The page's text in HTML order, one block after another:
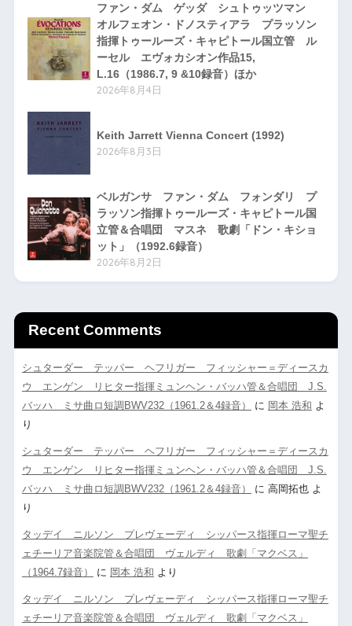
ファン・ダム ゲッダ シュトゥッツマン
オルフェオン・ドノスティアラ プラッソン
指揮トゥールーズ・キャピトール国立管 ル
ーセル エヴォカシオン作品15,
L.16（1986.7, 9 &10録音）ほか
2026年8月4日
Keith Jarrett Vienna Concert (1992)
2026年8月3日
ベルガンサ ファン・ダム フォンダリ プ
ラッソン指揮トゥールーズ・キャピトール国
立管＆合唱団 マスネ 歌劇「ドン・キショ
ット」（1992.6録音）
2026年8月2日
Recent Comments
シュターダー テッパー ヘフリガー フィッシャー＝ディースカ
ウ エンゲン リヒター指揮ミュンヘン・バッハ管＆合唱団 J.S.
バッハ ミサ曲ロ短調BWV232（1961.2＆4録音）
に 岡本 浩和 よ
り
シュターダー テッパー ヘフリガー フィッシャー＝ディースカ
ウ エンゲン リヒター指揮ミュンヘン・バッハ管＆合唱団 J.S.
バッハ ミサ曲ロ短調BWV232（1961.2＆4録音）
に 高岡拓也よ
り
タッデイ ニルソン プレヴェーディ シッパース指揮ローマ聖チ
ェチーリア音楽院管＆合唱団 ヴェルディ 歌劇「マクベス」
（1964.7録音）
に 岡本 浩和 より
タッデイ ニルソン プレヴェーディ シッパース指揮ローマ聖チ
ェチーリア音楽院管＆合唱団 ヴェルディ 歌劇「マクベス」